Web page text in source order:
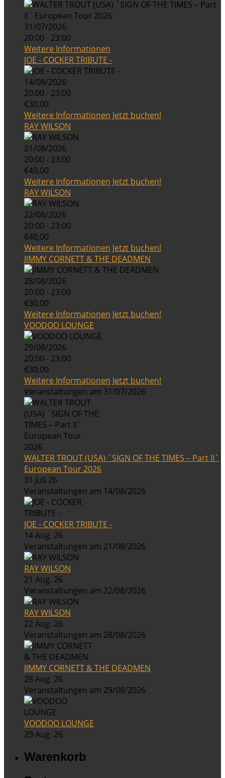
31/07/2026
20:00 - 23:00
Weitere Informationen
JOE - COCKER TRIBUTE -
14/08/2026
20:00 - 23:00
€30,00
Weitere Informationen Jetzt buchen!
RAY WILSON
21/08/2026
20:00 - 23:00
€40,00
Weitere Informationen Jetzt buchen!
RAY WILSON
22/08/2026
20:00 - 23:00
€40,00
Weitere Informationen Jetzt buchen!
JIMMY CORNETT & THE DEADMEN
28/08/2026
20:00 - 23:00
€30,00
Weitere Informationen Jetzt buchen!
VOODOO LOUNGE
29/08/2026
20:00 - 23:00
€30,00
Weitere Informationen Jetzt buchen!
Veranstaltungen am 31/07/2026
WALTER TROUT (USA) `SIGN OF THE TIMES – Part II`
European Tour 2026
31 Juli 26
Veranstaltungen am 14/08/2026
JOE - COCKER TRIBUTE -
14 Aug. 26
Veranstaltungen am 21/08/2026
RAY WILSON
21 Aug. 26
Veranstaltungen am 22/08/2026
RAY WILSON
22 Aug. 26
Veranstaltungen am 28/08/2026
JIMMY CORNETT & THE DEADMEN
28 Aug. 26
Veranstaltungen am 29/08/2026
VOODOO LOUNGE
29 Aug. 26
Warenkorb